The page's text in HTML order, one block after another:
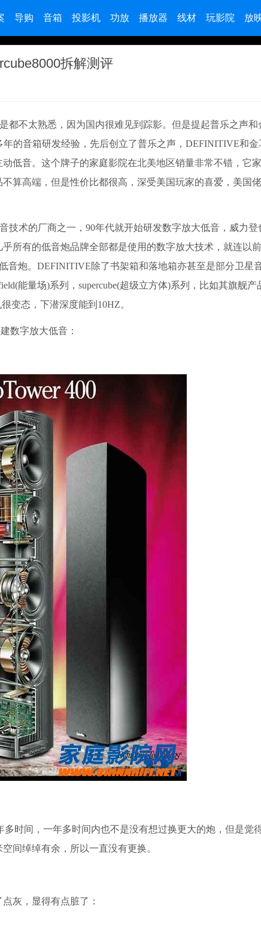
导购 音箱 投影机 功放 播放器 线材 玩影院 放
拆解测评
不太熟悉，因为国内很难见到踪影。但是提起普乐之声和
的音箱研发经验，先后创立了普乐之声，DEFINITIVE和
低音。这个牌子的家庭影院在北美地区销量非常不错，它
算高端，但是性价比都很高，深受美国玩家的喜爱，美国
术的厂商之一，90年代就开始研发数字放大低音，威力登
所有的低音炮品牌全部都是使用的数字放大技术，就连以
音炮。DEFINITIVE除了书架箱和落地箱亦甚至是部分卫星
能量场)系列，supercube(超级立方体)系列，比如其旗舰产
变态，下潜深度能到10HZ。
数字放大低音：
时间，一年多时间内也不是没有想过换更大的炮，但是觉
间绰绰有余，所以一直没有更换。
灰，显得有点脏了：